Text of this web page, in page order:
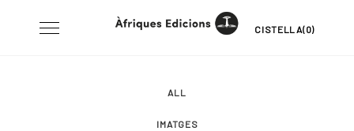
Toggle
CISTELLA(0)
ALL
IMATGES